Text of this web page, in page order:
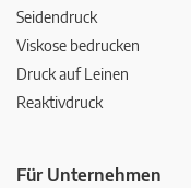
Seidendruck
Viskose bedrucken
Druck auf Leinen
Reaktivdruck
Für Unternehmen